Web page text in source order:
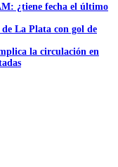
¿tiene fecha el último
La Plata con gol de
la circulación en